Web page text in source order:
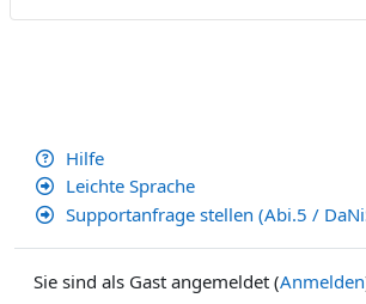
Hilfe
Leichte Sprache
Supportanfrage stellen (Abi.5 /
Sie sind als Gast angemeldet (Anmelden